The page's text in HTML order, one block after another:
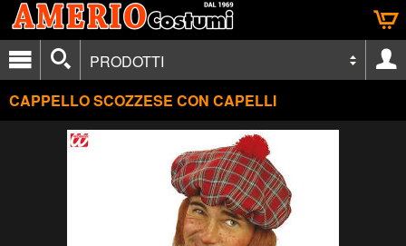
PRODOTTI
CAPPELLO SCOZZESE CON CAPELLI